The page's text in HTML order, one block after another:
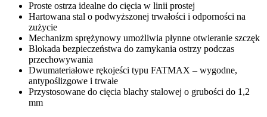
Proste ostrza idealne do cięcia w linii prostej
Hartowana stal o podwyższonej trwałości i odporności na
zużycie
Mechanizm sprężynowy umożliwia płynne otwieranie szczęk
Blokada bezpieczeństwa do zamykania ostrzy podczas
przechowywania
Dwumateriałowe rękojeści typu FATMAX – wygodne,
antypoślizgowe i trwałe
Przystosowane do cięcia blachy stalowej o grubości do 1,2
mm